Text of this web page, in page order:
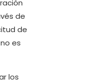
de
de
es
los